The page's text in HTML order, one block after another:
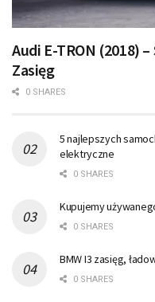
Audi E-TRON (2018)
Zasięg
0 SHARES
5 najlepszych
elektryczne
0 SHARES
Kupujemy
0 SHARES
BMW I3 zasięg,
0 SHARES